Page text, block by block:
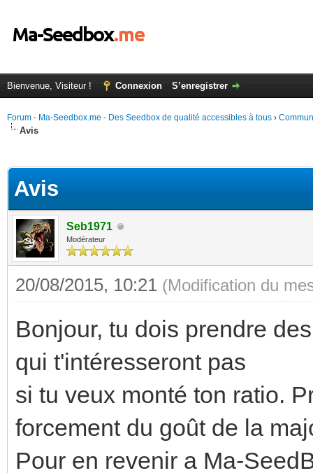
Bienvenue, Visiteur ! Connexion S’enregistrer
Forum - Ma-Seedbox.me - Des Seedbox de qualité accessibles à tous ›
Avis
Avis
Seb1971
Modérateur
20/08/2015, 10:21 (Modification du
Bonjour, tu dois prendre
qui t'intéresseront pas
si tu veux monté ton ratio.
forcement du goût de la
Pour en revenir a Ma-